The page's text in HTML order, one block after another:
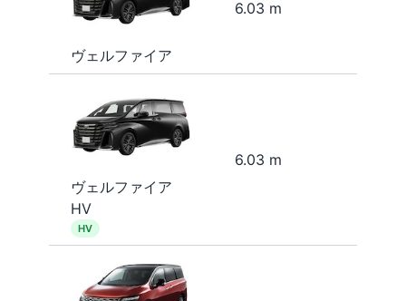
ヴェルファイア
6.03 m
ヴェルファイア
HV
HV
6.03 m